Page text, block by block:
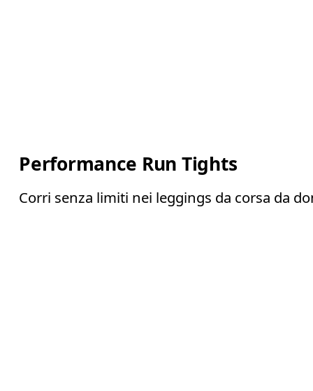
Performance Run Tights
Corri senza limiti nei leggings da corsa da